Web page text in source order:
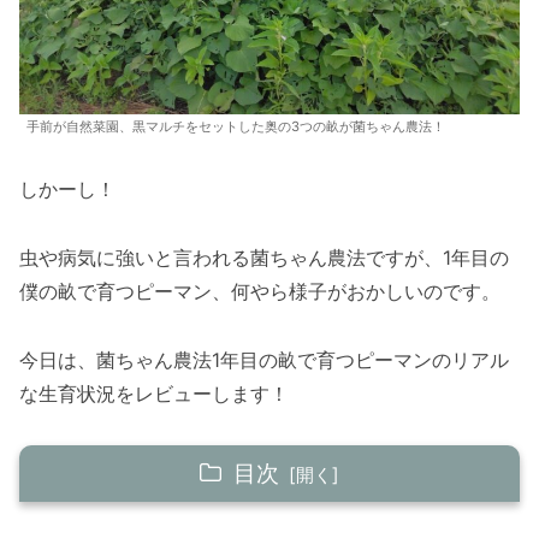
手前が自然菜園、黒マルチをセットした奥の3つの畝が菌ちゃん農法！
しかーし！
虫や病気に強いと言われる菌ちゃん農法ですが、1年目の
僕の畝で育つピーマン、何やら様子がおかしいのです。
今日は、菌ちゃん農法1年目の畝で育つピーマンのリアル
な生育状況をレビューします！
目次